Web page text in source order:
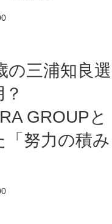
の三浦知良選
？
GROUPと
「努力の積み